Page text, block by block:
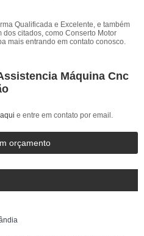
Qualificada e Excelente, e também
citados, como Conserto Motor
mais entrando em contato conosco.
Máquina Cnc
e entre em contato por email.
orçamento